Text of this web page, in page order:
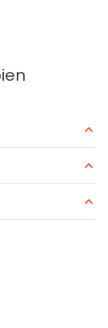
6,70 m²